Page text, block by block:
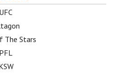
UFC
The Stars
PFL